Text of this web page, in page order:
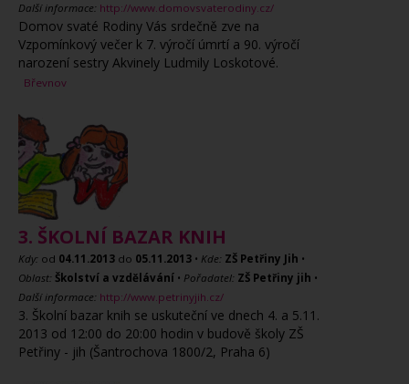
Další informace: http://www.domovsvaterodiny.cz/
Domov svaté Rodiny Vás srdečně zve na
Vzpomínkový večer k 7. výročí úmrtí a 90. výročí
narození sestry Akvinely Ludmily Loskotové.
Břevnov
3. ŠKOLNÍ BAZAR KNIH
Kdy: od 04.11.2013 do 05.11.2013 • Kde: ZŠ Petřiny Jih •
Oblast: Školství a vzdělávání • Pořadatel: ZŠ Petřiny jih •
Další informace: http://www.petrinyjih.cz/
3. Školní bazar knih se uskuteční ve dnech 4. a 5.11.
2013 od 12:00 do 20:00 hodin v budově školy ZŠ
Petřiny - jih (Šantrochova 1800/2, Praha 6)